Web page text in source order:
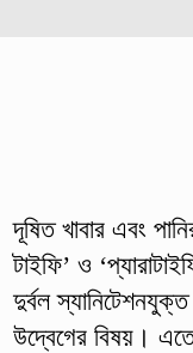
দূষিত খাবার এবং
টাইফি’ ও
দুর্বল
উদ্বেগের বিষয়।